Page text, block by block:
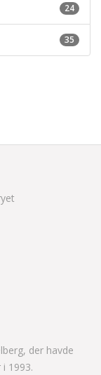
24
35
der havde
1993.